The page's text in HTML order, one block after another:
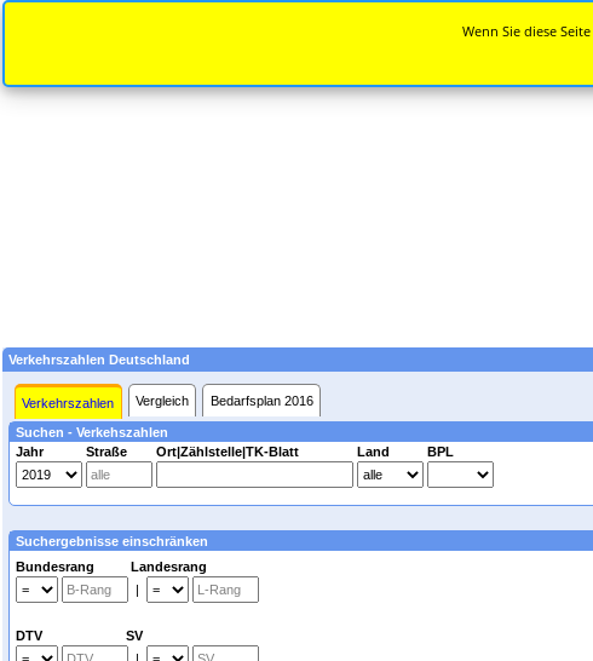
Verkehrszahlen Deutschland
Verkehrszahlen Vergleich Bedarfsplan 2016
Suchen - Verkehszahlen
Jahr
Straße Ort|Zählstelle|TK-Blatt Land BPL
Suchergebnisse einschränken
Bundesrang Landesrang
|
DTV SV
Wenn Sie diese